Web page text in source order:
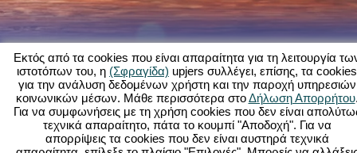
Τι είναι το Kapi Hospital; Ιστορία Χαρακτηριστικά Εικόνες
Κανόνες
Φόρουμ
Όροι χρήσης Προστασία δεδομένων
Νομικά στοιχεία
Υποστήριξη Πελατών
Παιχνίδια φυλλομετρητή - Upjers.com
Διαχείριση Cookies
Εκτός από τα cookies που είναι απαραίτητα για τη λειτουργία
ιστοτόπων του, η (Σφραγίδα) upjers συλλέγει, επίσης, τα cookies
για την ανάλυση δεδομένων χρήστη και την παροχή υπηρεσιών
κοινωνικών μέσων. Μάθε περισσότερα στοΔήλωση Απορρήτου
Για να συμφωνήσεις με τη χρήση cookies που δεν είναι
τεχνικά απαραίτητο, πάτα το κουμπί "Αποδοχή". Για να
απορρίψεις τα cookies που δεν είναι αυστηρά τεχνικά